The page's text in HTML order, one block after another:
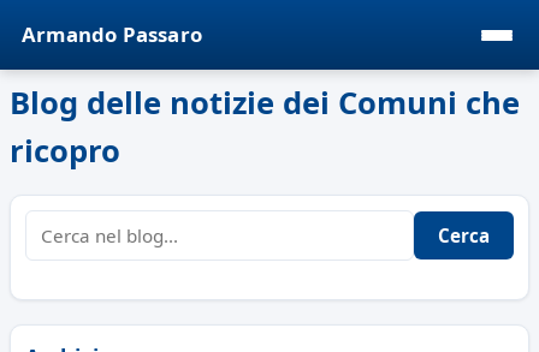
Armando Passaro
Blog delle notizie dei Comuni che
ricopro
Cerca